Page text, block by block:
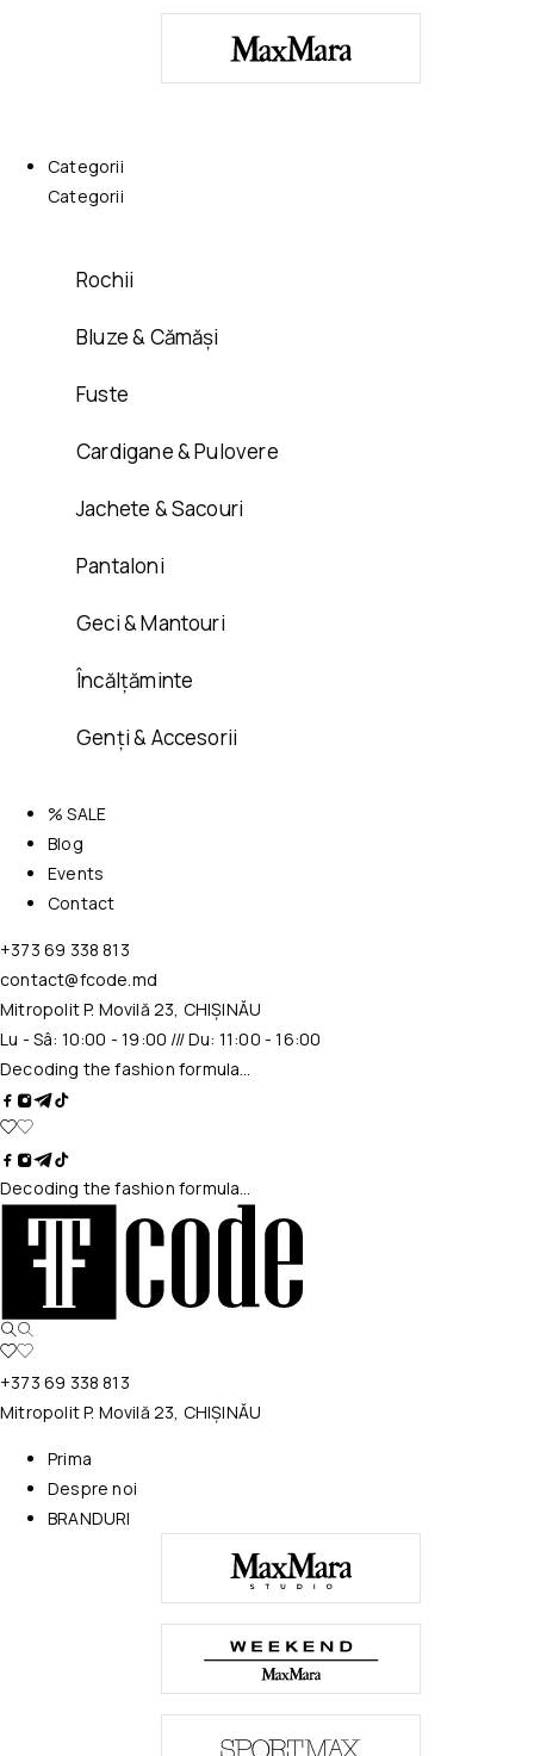
Categorii
Categorii
Rochii
Bluze & Cămăși
Fuste
Cardigane & Pulovere
Jachete & Sacouri
Pantaloni
Geci & Mantouri
Încălțăminte
Genți & Accesorii
% SALE
Blog
Events
Contact
+373 69 338 813
contact@fcode.md
Mitropolit P. Movilă 23, CHIȘINĂU
Lu - Sâ: 10:00 - 19:00 /// Du: 11:00 - 16:00
Decoding the fashion formula…
Decoding the fashion formula…
+373 69 338 813
Mitropolit P. Movilă 23, CHIȘINĂU
Prima
Despre noi
BRANDURI